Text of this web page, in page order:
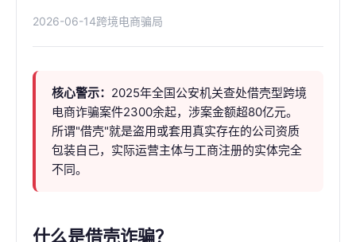
2026-06-14跨境电商骗局
核心警示： 2025年全国公安机关查处借壳型跨境
电商诈骗案件2300余起，涉案金额超80亿元。
所谓"借壳"就是盗用或套用真实存在的公司资质
包装自己，实际运营主体与工商注册的实体完全
不同。
什么是借壳诈骗？